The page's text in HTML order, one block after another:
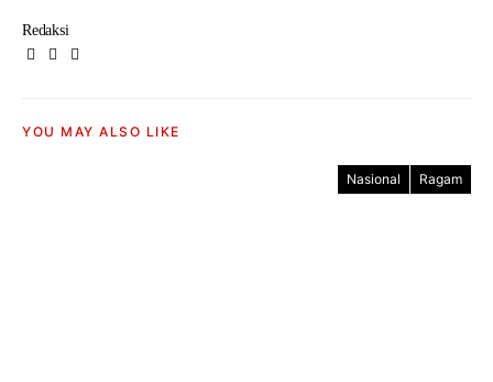
Redaksi
YOU MAY ALSO LIKE
Nasional Ragam